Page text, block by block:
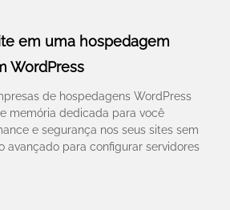
em uma hospedagem
WordPress
de hospedagens WordPress
memória dedicada para você
e segurança nos seus sites sem
avançado para configurar servidores